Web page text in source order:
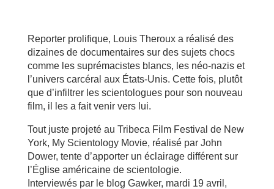
Reporter prolifique, Louis Theroux a réalisé des
dizaines de documentaires sur des sujets chocs
comme les suprémacistes blancs, les néo-nazis et
l’univers carcéral aux États-Unis. Cette fois, plutôt
que d’infiltrer les scientologues pour son nouveau
film, il les a fait venir vers lui.
Tout juste projeté au Tribeca Film Festival de New
York, My Scientology Movie, réalisé par John
Dower, tente d’apporter un éclairage différent sur
l’Église américaine de scientologie.
Interviewés par le blog Gawker, mardi 19 avril,